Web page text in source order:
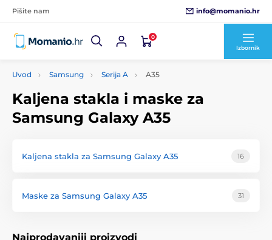
Pišite nam info@momanio.hr
0
Izbornik
Uvod Samsung Serija A A35
Kaljena stakla i maske za
Samsung Galaxy A35
Kaljena stakla za Samsung Galaxy A35 16
Maske za Samsung Galaxy A35 31
Najprodavaniji proizvodi